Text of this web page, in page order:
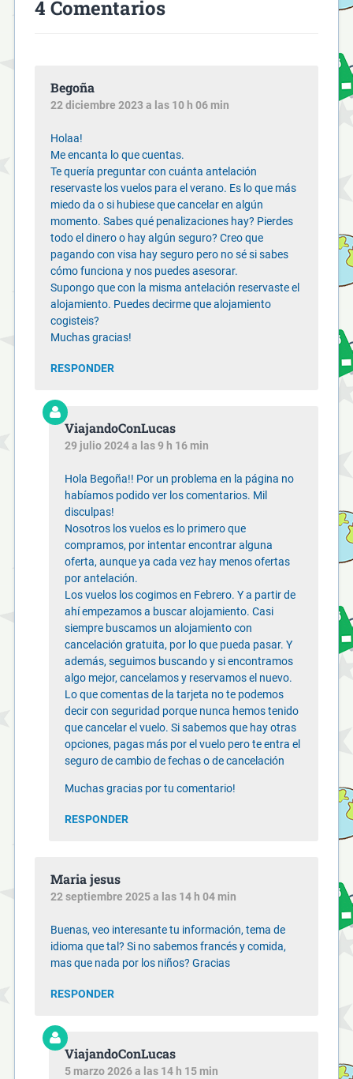
4 Comentarios
Begoña
22 diciembre 2023 a las 10 h 06 min
Holaa!
Me encanta lo que cuentas.
Te quería preguntar con cuánta antelación
reservaste los vuelos para el verano. Es lo que más
miedo da o si hubiese que cancelar en algún
momento. Sabes qué penalizaciones hay? Pierdes
todo el dinero o hay algún seguro? Creo que
pagando con visa hay seguro pero no sé si sabes
cómo funciona y nos puedes asesorar.
Supongo que con la misma antelación reservaste el
alojamiento. Puedes decirme que alojamiento
cogisteis?
Muchas gracias!
RESPONDER
ViajandoConLucas
29 julio 2024 a las 9 h 16 min
Hola Begoña!! Por un problema en la página no
habíamos podido ver los comentarios. Mil
disculpas!
Nosotros los vuelos es lo primero que
compramos, por intentar encontrar alguna
oferta, aunque ya cada vez hay menos ofertas
por antelación.
Los vuelos los cogimos en Febrero. Y a partir de
ahí empezamos a buscar alojamiento. Casi
siempre buscamos un alojamiento con
cancelación gratuita, por lo que pueda pasar. Y
además, seguimos buscando y si encontramos
algo mejor, cancelamos y reservamos el nuevo.
Lo que comentas de la tarjeta no te podemos
decir con seguridad porque nunca hemos tenido
que cancelar el vuelo. Si sabemos que hay otras
opciones, pagas más por el vuelo pero te entra el
seguro de cambio de fechas o de cancelación
Muchas gracias por tu comentario!
RESPONDER
Maria jesus
22 septiembre 2025 a las 14 h 04 min
Buenas, veo interesante tu información, tema de
idioma que tal? Si no sabemos francés y comida,
mas que nada por los niños? Gracias
RESPONDER
ViajandoConLucas
5 marzo 2026 a las 14 h 15 min